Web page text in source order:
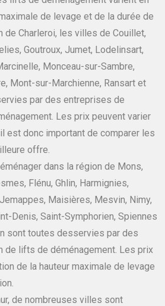
de levage et de la durée de
de Charleroi, les villes de Couillet,
Goutroux, Jumet, Lodelinsart,
Monceau-sur-Sambre,
Mont-sur-Marchienne, Ransart et
par des entreprises de
Les prix peuvent varier
est donc important de comparer les
offre.
dans la région de Mons,
Flénu, Ghlin, Harmignies,
Maisières, Mesvin, Nimy,
Denis, Saint-Symphorien, Spiennes
sont toutes desservies par des
de lifts de déménagement. Les prix
de la hauteur maximale de levage
de nombreuses villes sont